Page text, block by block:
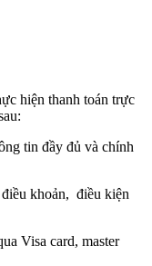
hiện thanh toán trực
tin đầy đủ và chính
khoản, điều kiện
Visa card, master